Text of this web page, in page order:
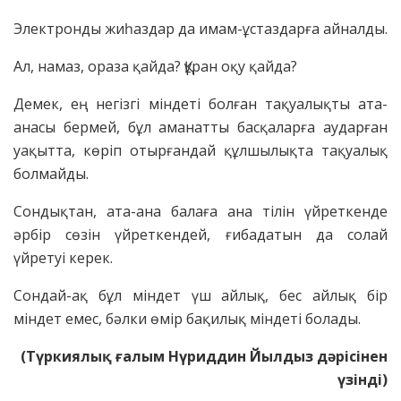
Электронды жиһаздар да имам-ұстаздарға айналды.
Ал, намаз, ораза қайда? Құран оқу қайда?
Демек, ең негізгі міндеті болған тақуалықты ата-
анасы бермей, бұл аманатты басқаларға аударған
уақытта, көріп отырғандай құлшылықта тақуалық
болмайды.
Сондықтан, ата-ана балаға ана тілін үйреткенде
әрбір сөзін үйреткендей, ғибадатын да солай
үйретуі керек.
Сондай-ақ бұл міндет үш айлық, бес айлық бір
міндет емес, бәлки өмір бақилық міндеті болады.
(Түркиялық ғалым Нүриддин Йылдыз дәрісінен
үзінді)